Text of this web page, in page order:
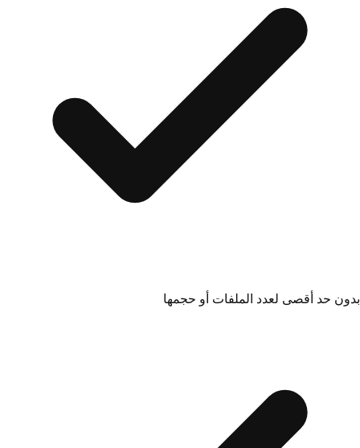
بدون حد أقصى لعدد الملفات أو حجمها